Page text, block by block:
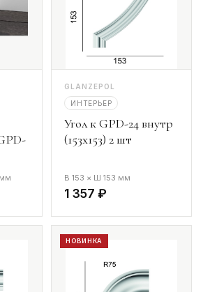
GLANZEPOL
ИНТЕРЬЕР
Угол к GPD-24 внутр
(153х153) 2 шт
В 153 × Ш 153 мм
1 357 ₽
НОВИНКА